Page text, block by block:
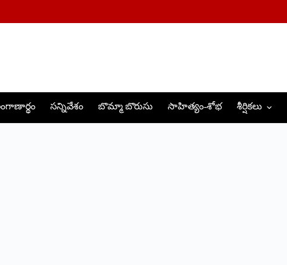
సన్నివేశం బొమ్మా బొరుసు సాహిత్యం-శోభ శీర్షికలు